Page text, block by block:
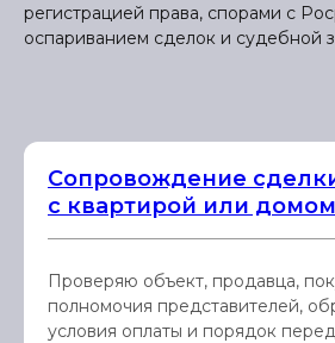
регистрацией права, спорами с
оспариванием сделок и судебной
Сопровождение
с квартирой или домом
Проверяю объект, продавца,
полномочия представителей,
условия оплаты и порядок